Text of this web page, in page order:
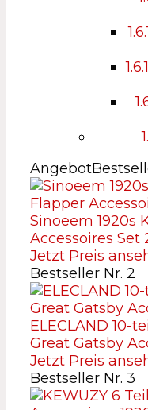
Angebot
Sinoeem 1920s
Accessoires Set
Jetzt Preis
Bestseller Nr. 2
ELECLAND 10-
Great Gatsby
Jetzt Preis
Bestseller Nr. 3